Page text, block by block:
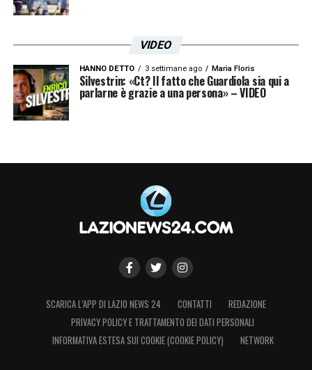
VIDEO
HANNO DETTO 3 settimane ago Maria Floris
Silvestrin: «Ct? Il fatto che Guardiola sia qui a
parlarne è grazie a una persona» – VIDEO
SCARICA L’APP DI LAZIO NEWS 24 CONTATTI
REDAZIONE
PRIVACY POLICY E TRATTAMENTO DEI DATI PERSONALI
INFORMATIVA ESTESA SUI COOKIE (COOKIE POLICY)
NETWORK